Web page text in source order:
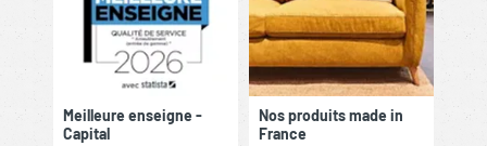
Meilleure enseigne -
Capital
Nos produits made in
France